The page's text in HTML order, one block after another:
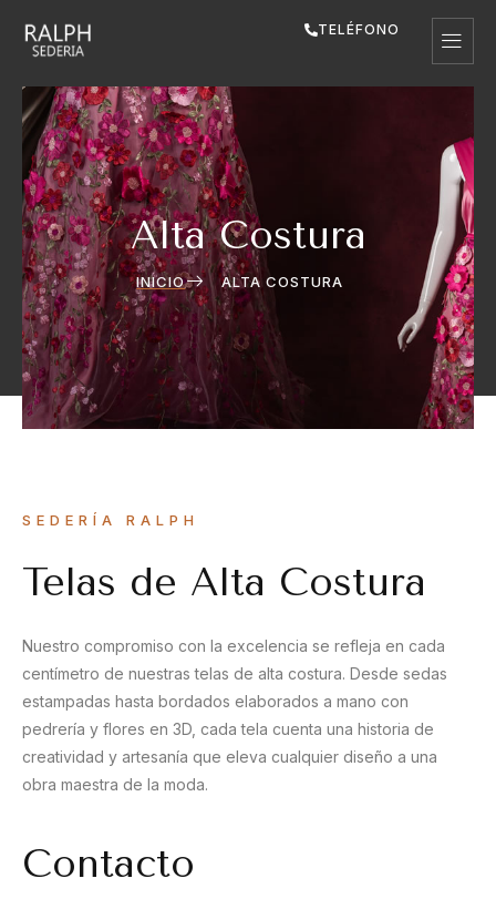
TELÉFONO
Alta Costura
INICIO ALTA COSTURA
SEDERÍA RALPH
Telas de Alta Costura
Nuestro compromiso con la excelencia se refleja en cada
centímetro de nuestras telas de alta costura. Desde sedas
estampadas hasta bordados elaborados a mano con
pedrería y flores en 3D, cada tela cuenta una historia de
creatividad y artesanía que eleva cualquier diseño a una
obra maestra de la moda.
Contacto